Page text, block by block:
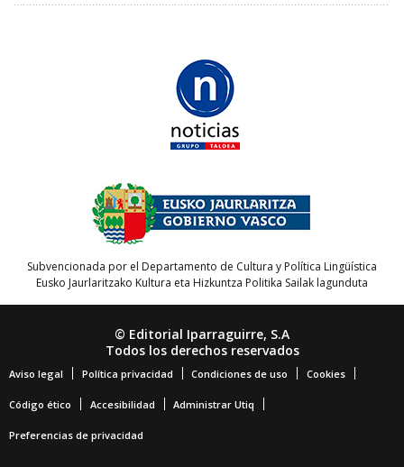
Subvencionada por el Departamento de Cultura y Política Lingüística
Eusko Jaurlaritzako Kultura eta Hizkuntza Politika Sailak lagunduta
© Editorial Iparraguirre, S.A
Todos los derechos reservados
Aviso legal Política privacidad Condiciones de uso Cookies
Código ético Accesibilidad Administrar Utiq
Preferencias de privacidad